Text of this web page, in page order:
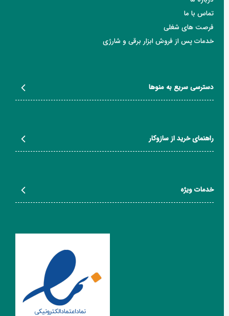
تماس با ما
فرصت های شغلی
خدمات پس از فروش ابزار برقی و شارژی
دسترسی سریع به منوها
راهنمای خرید از سازوکار
خدمات ویژه